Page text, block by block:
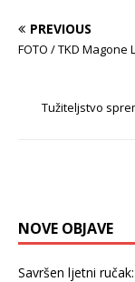
PREVIOUS
FOTO / TKD
Tužiteljstvo
NOVE OBJAVE
Savršen ljetni